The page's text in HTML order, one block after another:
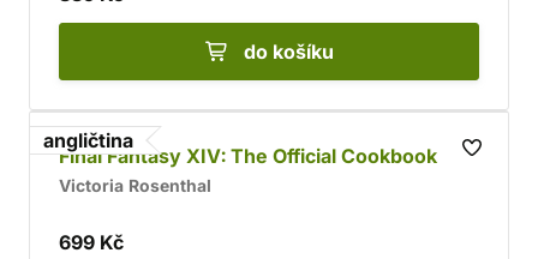
do košíku
angličtina
Final Fantasy XIV: The Official Cookbook
Victoria Rosenthal
699 Kč